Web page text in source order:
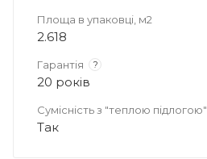
Площа в упаковці, м2
2.618
Гарантія ?
20 років
Сумісність з "теплою підлогою"
Так